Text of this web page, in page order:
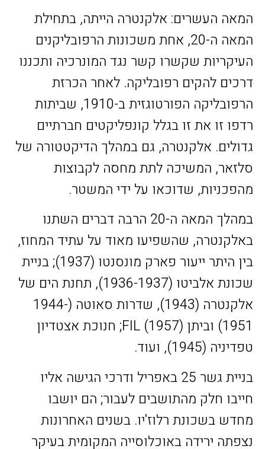
המאה העשרים: אלקנטרה הייתה, בתחילת
המאה ה-20, אחת משכונות הרפובליקנים
העיקריות שקשרו קשר נגד המונרכיה ותכננו
דרכים להקים רפובליקה. לאחר הכרזת
הרפובליקה הפורטוגזית ב-1910, שביתות
רדפו זו את זו בגלל קונפליקטים חברתיים
גדולים. אלקנטרה, גם במהלך הדיקטטורה של
סלזאר, המשיכה לתת מחסה לקבוצות
מהפכניות, שדוכאו על ידי המשטר.
במהלך המאה ה-20 הרבה דברים השתנו
באלקנטרה, שהשפיעו מאוד על עתיד המחוז,
בין היתר ייעור פארק מונסנטו (1937); בניית
שכונת אלביטו (1936-1937), תחנת הים של
אלקנטרה (1943), שדרות סאוטה (1944-
1951) וביתן FIL (1957); חנוכת אצטדיון
טפדיניה (1945), ועוד.
בניית גשר 25 באפריל ודרכי הגישה אליו
חייבו חלק מהתושבים לעבור; הם יושבו
מחדש בשכונת רלוז'יו. בשנים האחרונות
נצפתה ירידה באוכלוסייה המקומית בעיקר